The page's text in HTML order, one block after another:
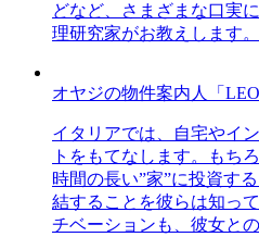
どなど、さまざまな口実
理研究家がお教えします。
オヤジの物件案内人「
イタリアでは、自宅やイ
トをもてなします。もち
時間の長い”家”に投資す
結することを彼らは知っ
チベーションも、彼女と